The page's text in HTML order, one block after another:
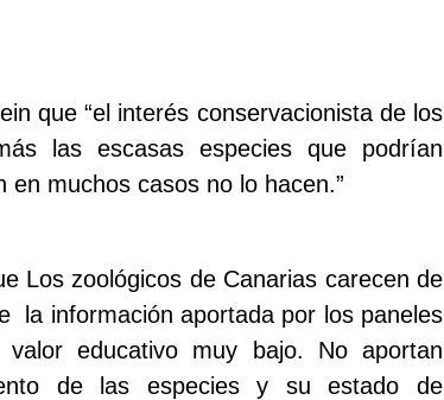
que “el interés conservacionista de los
las escasas especies que podrían
muchos casos no lo hacen.”
Los zoológicos de Canarias carecen de
la información aportada por los paneles
educativo muy bajo. No aportan
de las especies y su estado de